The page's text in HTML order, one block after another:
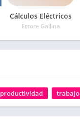
Cálculos Eléctricos
Ettore Gallina
productividad trabajo